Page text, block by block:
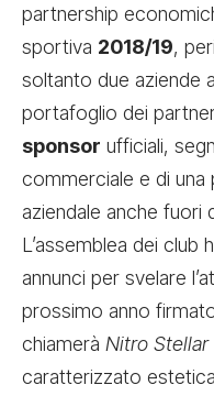
partnership
sportiva 2018/19,
soltanto due aziende
portafoglio dei
sponsor ufficiali,
commerciale e di una
aziendale anche fuori
L’assemblea dei club
annunci per svelare
prossimo anno
chiamerà Nitro
caratterizzato